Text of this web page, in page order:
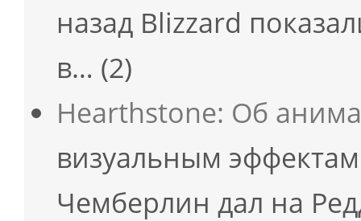
назад Blizzard
в… (2)
Hearthstone: Об
визуальным
Чемберлин дал на